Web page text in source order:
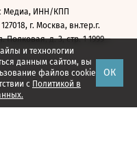
и технологии
данным сайтом, вы
файлов cookie
с Политикой в
ОК
Медиа, ИНН/КПП
127018, г. Москва, вн.тер.г.
д. 3, стр. 1 1999—